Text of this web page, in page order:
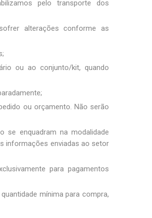
pelo transporte dos
alterações conforme as
ou ao conjunto/kit, quando
ou orçamento. Não serão
se enquadram na modalidade
informações enviadas ao setor
para pagamentos
mínima para compra,